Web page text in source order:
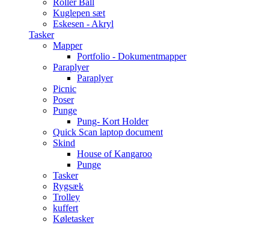
Roller Ball
Kuglepen sæt
Eskesen - Akryl
Tasker
Mapper
Portfolio - Dokumentmapper
Paraplyer
Paraplyer
Picnic
Poser
Punge
Pung- Kort Holder
Quick Scan laptop document
Skind
House of Kangaroo
Punge
Tasker
Rygsæk
Trolley
kuffert
Køletasker